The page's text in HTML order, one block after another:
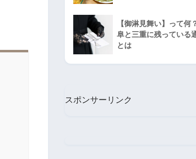
【御淋見舞い】って何
阜と三重に残っている
とは
スポンサーリンク